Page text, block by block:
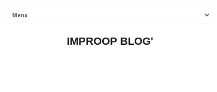
IMPROOP BLOG'